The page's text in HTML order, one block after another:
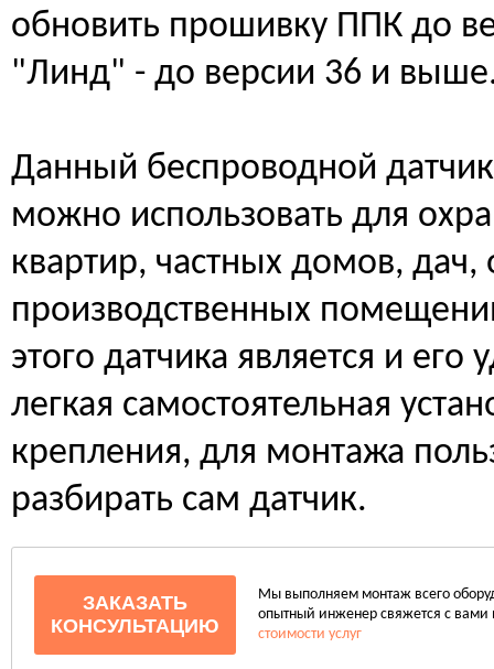
обновить прошивку ППК до
"Линд" - до версии 36 и
Данный беспроводной
можно использовать для
квартир, частных домов,
производственных
этого датчика является и
легкая самостоятельная
крепления, для монтажа
разбирать сам датчик.
ЗАКАЗАТЬ
КОНСУЛЬТАЦИЮ
Мы выполняем монтаж всего
опытный инженер свяжется с
стоимости услуг